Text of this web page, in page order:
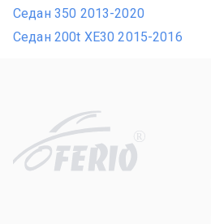
Седан 350 2013-2020
Седан 200t XE30 2015-2016
R